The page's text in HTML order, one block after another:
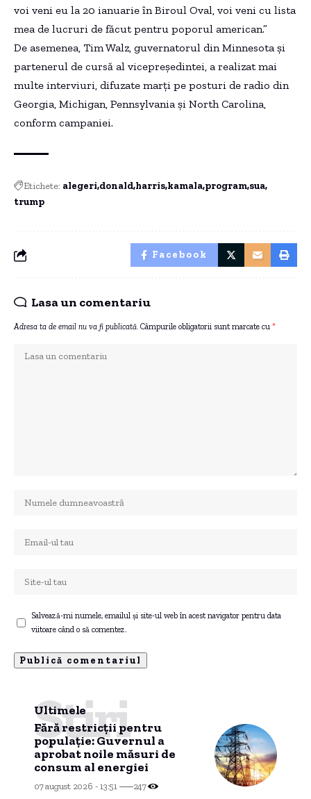
voi veni eu la 20 ianuarie în Biroul Oval, voi veni cu lista
mea de lucruri de făcut pentru poporul american.”
De asemenea, Tim Walz, guvernatorul din Minnesota și
partenerul de cursă al vicepreședintei, a realizat mai
multe interviuri, difuzate marți pe posturi de radio din
Georgia, Michigan, Pennsylvania și North Carolina,
conform campaniei.
Etichete: alegeri donald harris kamala program sua
trump
Facebook
Lasa un comentariu
Adresa ta de email nu va fi publicată. Câmpurile obligatorii sunt marcate cu *
Salvează-mi numele, emailul și site-ul web în acest navigator pentru data
viitoare când o să comentez.
Ultimele
Știri
Fără restricții pentru
populație: Guvernul a
aprobat noile măsuri de
consum al energiei
07 august 2026 - 13:51 247